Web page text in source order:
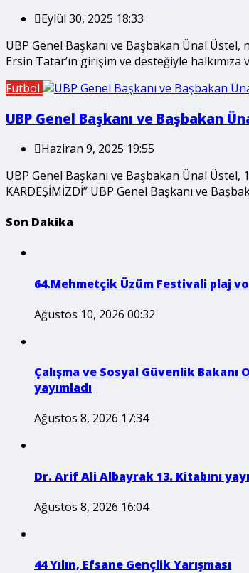
Eylül 30, 2025 18:33
UBP Genel Başkanı ve Başbakan Ünal Üstel,
Ersin Tatar’ın girişim ve desteğiyle
Futbol
UBP Genel Başkanı ve Başbakan
Haziran 9, 2025 19:55
UBP Genel Başkanı ve Başbakan Ünal Üstel,
KARDEŞİMİZDİ” UBP Genel Başkanı ve
Son Dakika
64.Mehmetçik Üzüm Festivali plaj
Ağustos 10, 2026 00:32
Çalışma ve Sosyal Güvenlik
yayımladı
Ağustos 8, 2026 17:34
Dr. Arif Ali Albayrak 13. Kitabını
Ağustos 8, 2026 16:04
44 Yılın, Efsane Gençlik Yarışması